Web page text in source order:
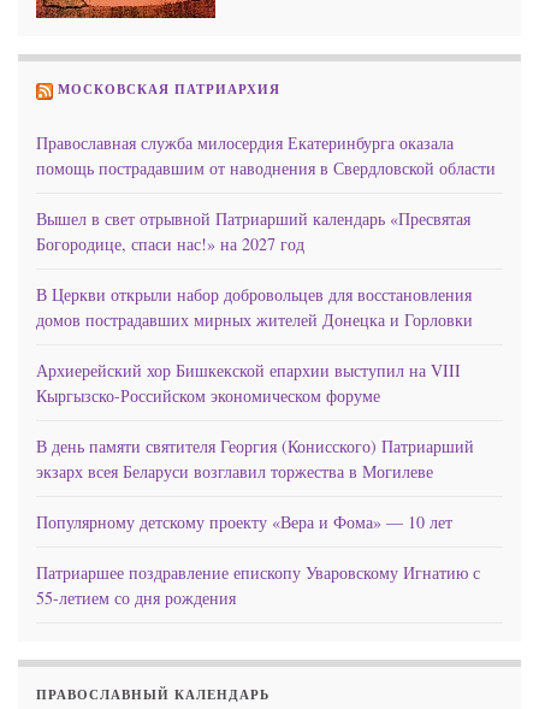
МОСКОВСКАЯ ПАТРИАРХИЯ
Православная служба милосердия Екатеринбурга оказала
помощь пострадавшим от наводнения в Свердловской области
Вышел в свет отрывной Патриарший календарь «Пресвятая
Богородице, спаси нас!» на 2027 год
В Церкви открыли набор добровольцев для восстановления
домов пострадавших мирных жителей Донецка и Горловки
Архиерейский хор Бишкекской епархии выступил на VIII
Кыргызско-Российском экономическом форуме
В день памяти святителя Георгия (Конисского) Патриарший
экзарх всея Беларуси возглавил торжества в Могилеве
Популярному детскому проекту «Вера и Фома» — 10 лет
Патриаршее поздравление епископу Уваровскому Игнатию с
55-летием со дня рождения
ПРАВОСЛАВНЫЙ КАЛЕНДАРЬ